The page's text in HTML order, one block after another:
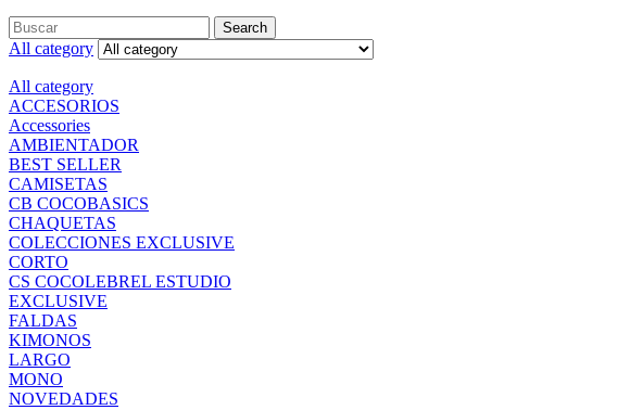
Search
All category
All category
ACCESORIOS
Accessories
AMBIENTADOR
BEST SELLER
CAMISETAS
CB COCOBASICS
CHAQUETAS
COLECCIONES EXCLUSIVE
CORTO
CS COCOLEBREL ESTUDIO
EXCLUSIVE
FALDAS
KIMONOS
LARGO
MONO
NOVEDADES